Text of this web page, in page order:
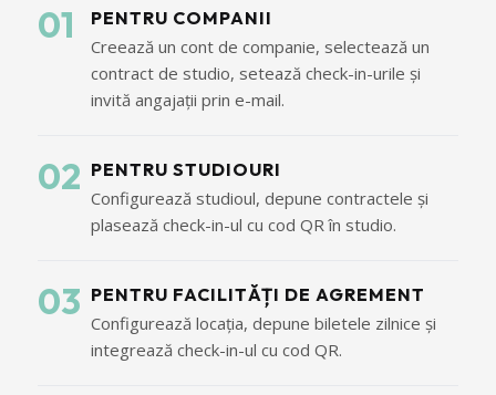
01
PENTRU COMPANII
Creează un cont de companie, selectează un
contract de studio, setează check-in-urile și
invită angajații prin e-mail.
02 PENTRU STUDIOURI
Configurează studioul, depune contractele și
plasează check-in-ul cu cod QR în studio.
03 PENTRU FACILITĂȚI DE AGREMENT
Configurează locația, depune biletele zilnice și
integrează check-in-ul cu cod QR.